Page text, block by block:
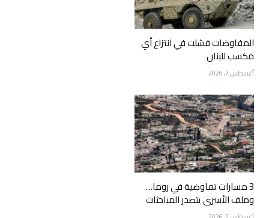
المفاوضات فشلت في انتزاع أي
مكسب للبنان
أغسطس 7, 2026
3 مسارات تفاوضية في روما…
وملف الأسرى يتصدر المباحثات